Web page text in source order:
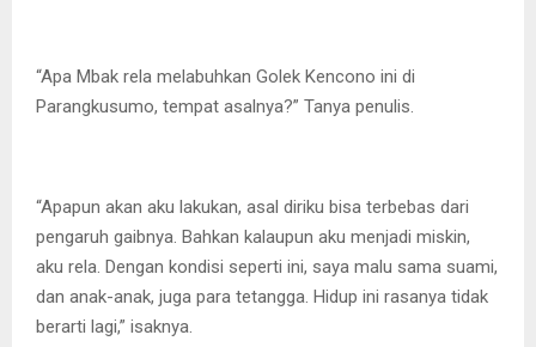
“Apa Mbak rela melabuhkan Golek Kencono ini di
Parangkusumo, tempat asalnya?” Tanya penulis.
“Apapun akan aku lakukan, asal diriku bisa terbebas dari
pengaruh gaibnya. Bahkan kalaupun aku menjadi miskin,
aku rela. Dengan kondisi seperti ini, saya malu sama suami,
dan anak-anak, juga para tetangga. Hidup ini rasanya tidak
berarti lagi,” isaknya.